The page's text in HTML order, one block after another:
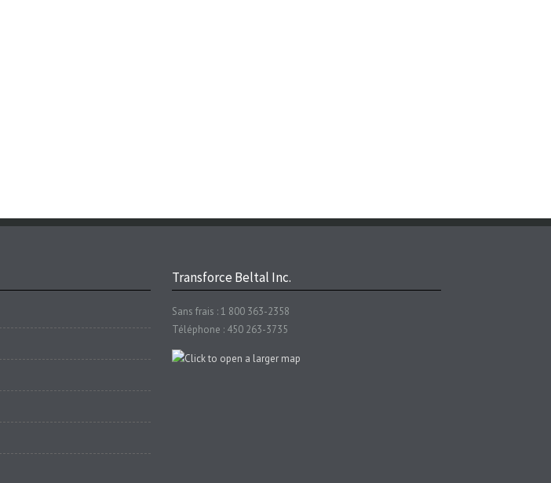
Transforce Beltal Inc.
Sans frais : 1 800 363-2358
Téléphone : 450 263-3735